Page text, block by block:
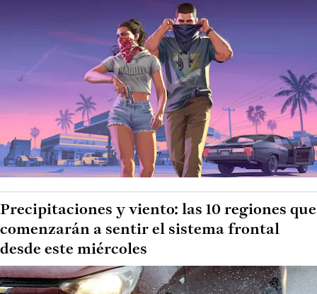
Precipitaciones y viento: las 10 regiones que
comenzarán a sentir el sistema frontal
desde este miércoles